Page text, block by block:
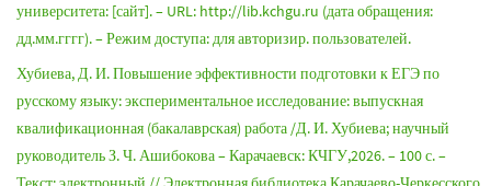
университета: [сайт]. – URL: http://lib.kchgu.ru (дата обращения:
дд.мм.гггг). – Режим доступа: для авторизир. пользователей.
Хубиева, Д. И. Повышение эффективности подготовки к ЕГЭ по
русскому языку: экспериментальное исследование: выпускная
квалификационная (бакалаврская) работа /Д. И. Хубиева; научный
руководитель З. Ч. Ашибокова – Карачаевск: КЧГУ,2026. – 100 с. –